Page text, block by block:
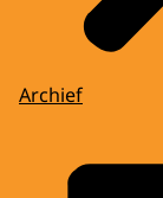
Archief